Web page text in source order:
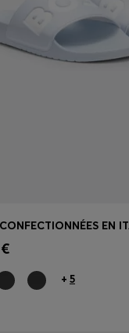
rapide
+ 5